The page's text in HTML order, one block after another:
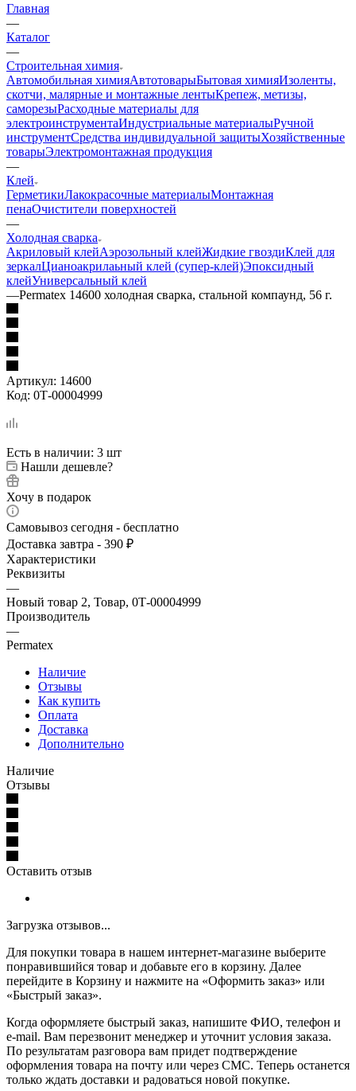
Главная
—
Каталог
—
Строительная химия
Автомобильная химияАвтотоварыБытовая химияИзоленты,
скотчи, малярные и монтажные лентыКрепеж, метизы,
саморезыРасходные материалы для
электроинструментаИндустриальные материалыРучной
инструментСредства индивидуальной защитыХозяйственные
товарыЭлектромонтажная продукция
—
Клей
ГерметикиЛакокрасочные материалыМонтажная
пенаОчистители поверхностей
—
Холодная сварка
Акриловый клейАэрозольный клейЖидкие гвоздиКлей для
зеркалЦианоакрилаьный клей (супер-клей)Эпоксидный
клейУниверсальный клей
—Permatex 14600 холодная сварка, стальной компаунд, 56 г.
Артикул: 14600
Код: 0Т-00004999
Есть в наличии: 3 шт
Нашли дешевле?
Хочу в подарок
Самовывоз сегодня - бесплатно
Доставка завтра - 390 ₽
Характеристики
Реквизиты
—
Новый товар 2, Товар, 0Т-00004999
Производитель
—
Permatex
Наличие
Отзывы
Как купить
Оплата
Доставка
Дополнительно
Наличие
Отзывы
Оставить отзыв
Загрузка отзывов...
Для покупки товара в нашем интернет-магазине выберите
понравившийся товар и добавьте его в корзину. Далее
перейдите в Корзину и нажмите на «Оформить заказ» или
«Быстрый заказ».
Когда оформляете быстрый заказ, напишите ФИО, телефон и
e-mail. Вам перезвонит менеджер и уточнит условия заказа.
По результатам разговора вам придет подтверждение
оформления товара на почту или через СМС. Теперь останется
только ждать доставки и радоваться новой покупке.